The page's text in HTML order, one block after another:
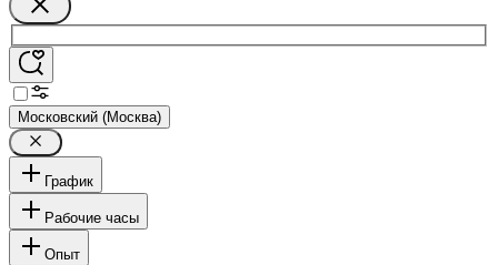
Московский (Москва)
График
Рабочие часы
Опыт